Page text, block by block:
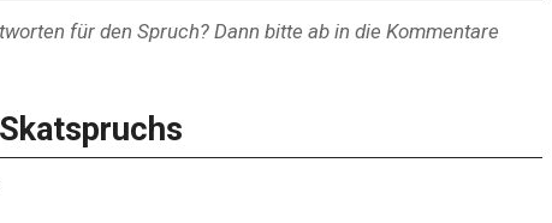
für den Spruch? Dann bitte ab in die Kommentare